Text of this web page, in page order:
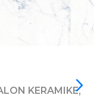
KERAMIKE,